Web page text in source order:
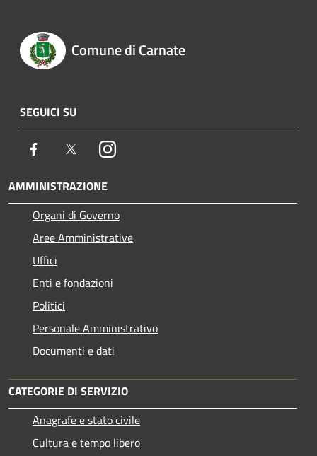
Comune di Carnate
SEGUICI SU
Facebook TwitterInstagram
AMMINISTRAZIONE
Organi di Governo
Aree Amministrative
Uffici
Enti e fondazioni
Politici
Personale Amministrativo
Documenti e dati
CATEGORIE DI SERVIZIO
Anagrafe e stato civile
Cultura e tempo libero